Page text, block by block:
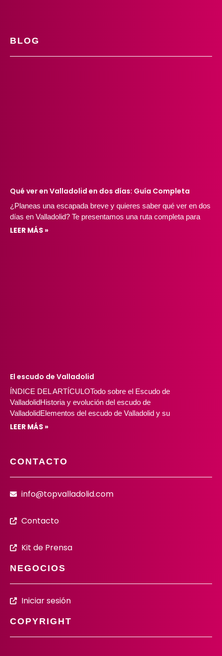
BLOG
Qué ver en Valladolid en dos días: Guía Completa
¿Planeas una escapada breve y quieres saber qué ver en dos
días en Valladolid? Te presentamos una ruta completa para
LEER MÁS »
El escudo de Valladolid
ÍNDICE DEL ARTÍCULOTodo sobre el Escudo de
ValladolidHistoria y evolución del escudo de
ValladolidElementos del escudo de Valladolid y su
LEER MÁS »
CONTACTO
info@topvalladolid.com
Contacto
Kit de Prensa
NEGOCIOS
Iniciar sesión
COPYRIGHT